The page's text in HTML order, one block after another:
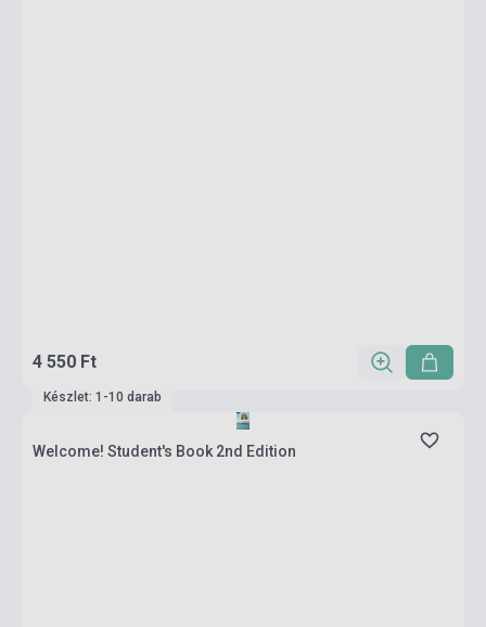
4 550 Ft
Készlet: 1-10 darab
Welcome! Student's Book 2nd Edition